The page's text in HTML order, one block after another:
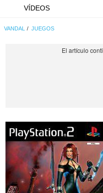
VÍDEOS
VANDAL JUEGOS